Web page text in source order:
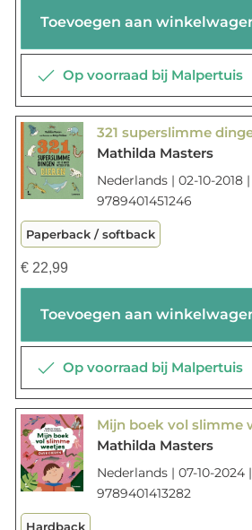
Toevoegen aan
Op voorraad bij Malpertuis
Mathilda Masters
Nederlands | 02-10-2018
9789401451246
Paperback / softback
€22,99
Toevoegen aan
Op voorraad bij Malpertuis
Mathilda Masters
Nederlands | 07-10-2024
9789401413282
Hardback